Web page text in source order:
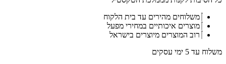
יצחק
כדורי
להדפסה
קנבס
משלוחים מהירים עד בית הלקוח
מוצרים איכותיים במחירי מפעל
רוב המוצרים מיוצרים בישראל
משלוח עד 5 ימי עסקים